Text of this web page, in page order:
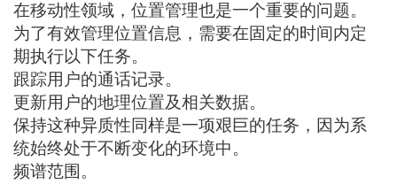
在移动性领域，位置管理也是一个重要的问题。
为了有效管理位置信息，需要在固定的时间内定
期执行以下任务。
跟踪用户的通话记录。
更新用户的地理位置及相关数据。
保持这种异质性同样是一项艰巨的任务，因为系
统始终处于不断变化的环境中。
频谱范围。